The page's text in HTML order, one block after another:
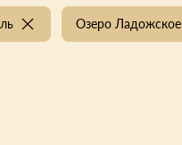
Озеро Ладожское